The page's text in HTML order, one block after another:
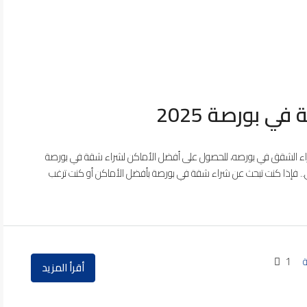
بورصة 2025
في بورصه، للحصول على أفضل الأماكن لشراء شقة في بورصة
كنت تبحث عن شراء شقة في بورصة بأفضل الأماكن أو كنت ترغب
1 أقرأ المزيد